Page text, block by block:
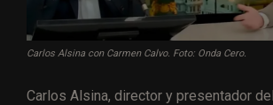
Carlos Alsina con Carmen Calvo. Foto: Onda Cero.
Carlos Alsina, director y presentador